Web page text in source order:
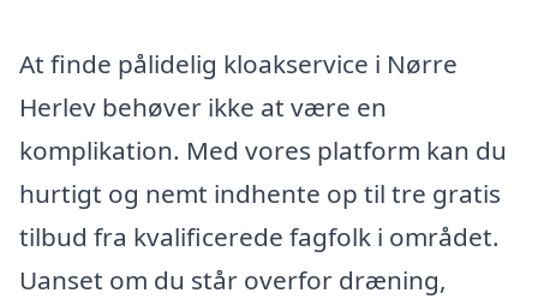
At finde pålidelig kloakservice i Nørre
Herlev behøver ikke at være en
komplikation. Med vores platform kan du
hurtigt og nemt indhente op til tre gratis
tilbud fra kvalificerede fagfolk i området.
Uanset om du står overfor dræning,